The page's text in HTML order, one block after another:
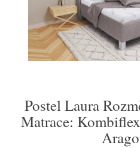
Postel Laura
Matrace: